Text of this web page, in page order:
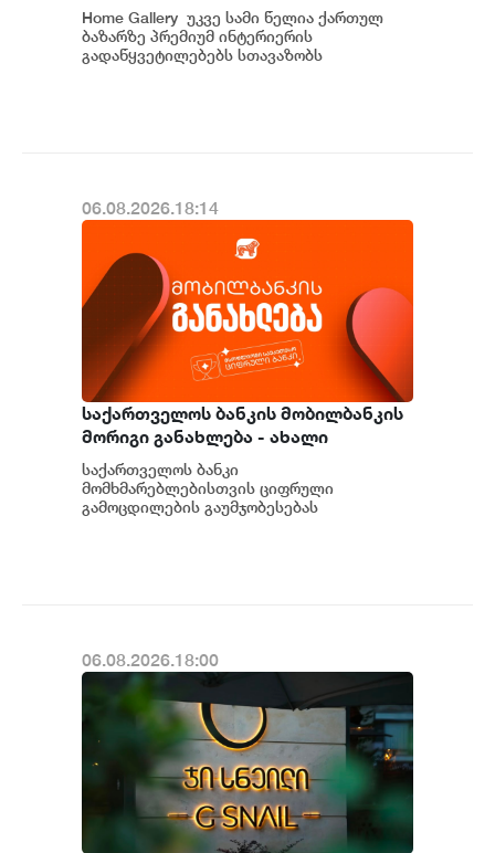
საქართველოში
Home Gallery უკვე სამი წელია ქართულ
ბაზარზე პრემიუმ ინტერიერის
გადაწყვეტილებებს სთავაზობს
06.08.2026.18:14
საქართველოს ბანკის მობილბანკის
მორიგი განახლება - ახალი
შესაძლებლობები
მომხმარებლებისთვის
საქართველოს ბანკი
მომხმარებლებისთვის ციფრული
გამოცდილების გაუმჯობესებას
06.08.2026.18:00